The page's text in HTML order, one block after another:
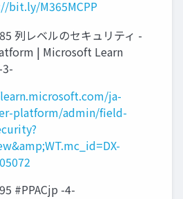
bit.ly/M365MCPP
列レベルのセキュリティ -
| Microsoft Learn
3-
ja-
platform/admin/field-
#PPACjp -4-